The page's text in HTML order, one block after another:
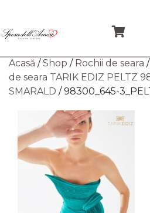
Acasă /Shop / Rochii de seara /
de seara TARIK EDIZ PELTZ
SMARALD / 98300_645-